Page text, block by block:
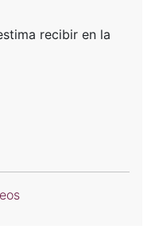
recibir en la